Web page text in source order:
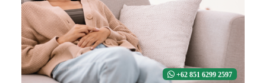
+62 851 6299 2597